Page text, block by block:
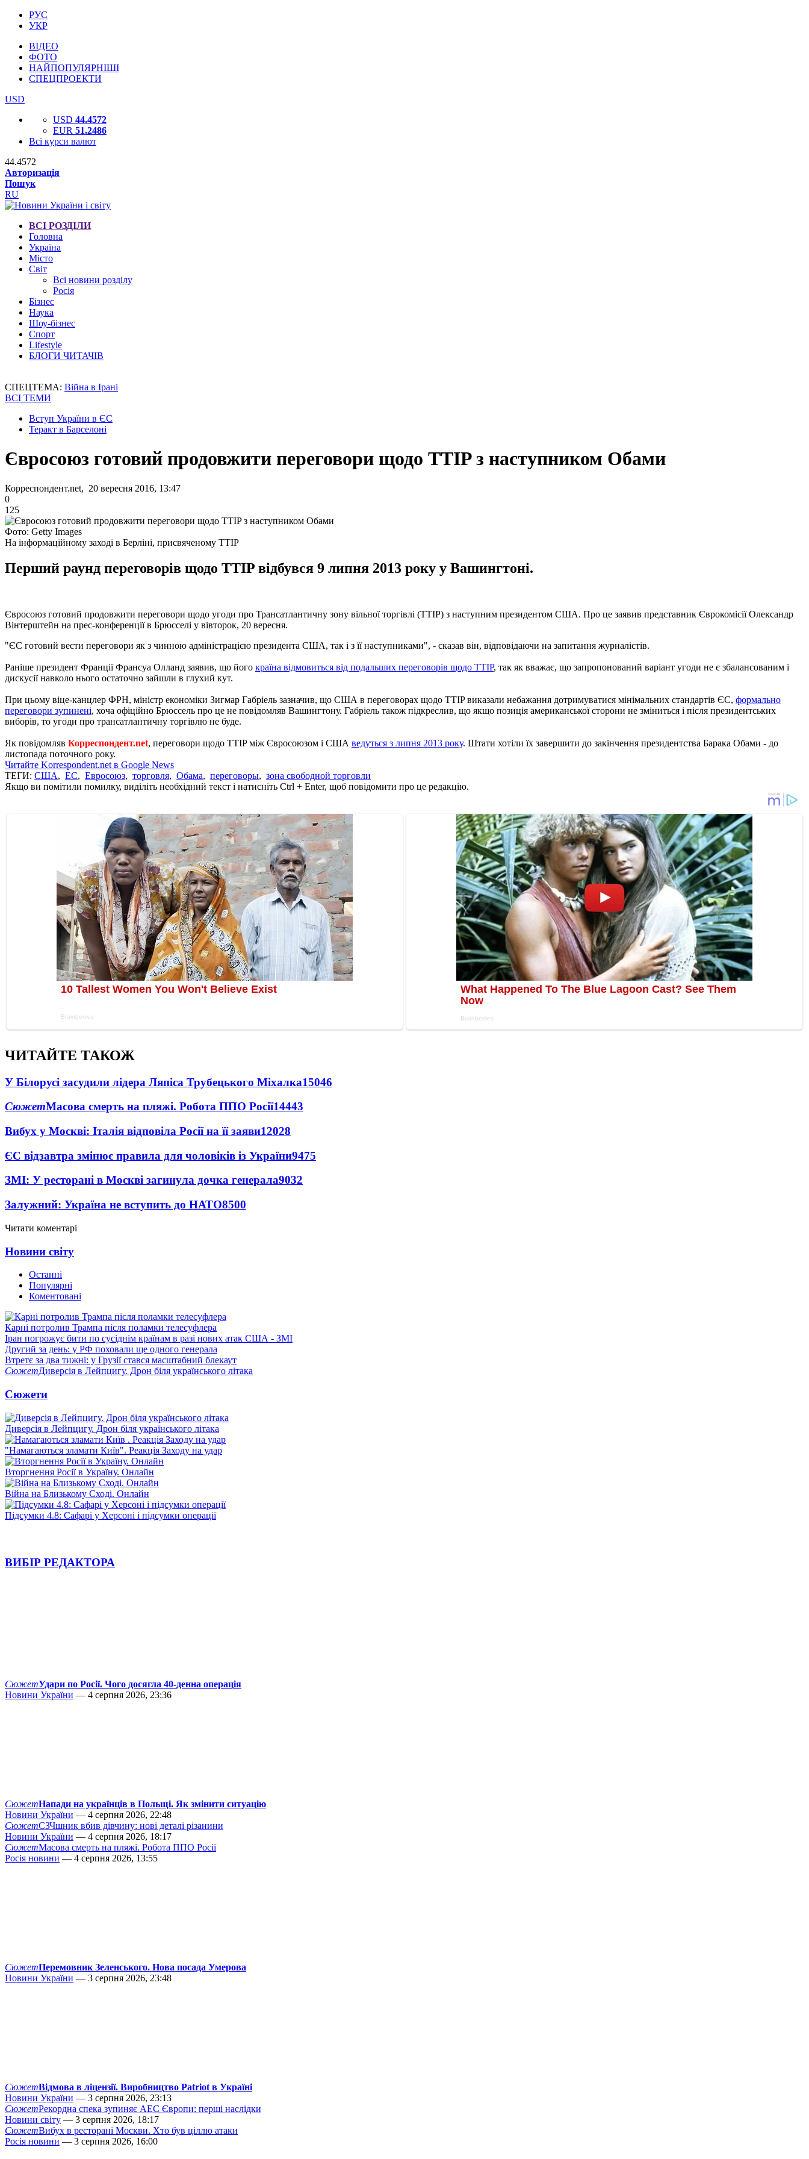
РУС
УКР
ВІДЕО
ФОТО
НАЙПОПУЛЯРНІШІ
СПЕЦПРОЕКТИ
USD
USD 44.4572
EUR 51.2486
Всі курси валют
44.4572
Авторизація
Пошук
RU
ВСІ РОЗДІЛИ
Головна
Україна
Місто
Світ
Всі новини розділу
Росія
Бізнес
Наука
Шоу-бізнес
Спорт
Lifestyle
БЛОГИ ЧИТАЧІВ
СПЕЦТЕМА: Війна в Ірані
ВСІ ТЕМИ
Вступ України в ЄС
Теракт в Барселоні
Євросоюз готовий продовжити переговори щодо TTIP з наступником Обами
Корреспондент.net, 20 вересня 2016, 13:47
0
125
Фото: Getty Images
На інформаційному заході в Берліні, присвяченому TTIP
Перший раунд переговорів щодо TTIP відбувся 9 липня 2013 року у Вашингтоні.
Євросоюз готовий продовжити переговори щодо угоди про Трансатлантичну зону вільної торгівлі (TTIP) з наступним президентом США. Про це заявив представник Єврокомісії Олександр
Вінтерштейн на прес-конференції в Брюсселі у вівторок, 20 вересня.
"ЄС готовий вести переговори як з чинною адміністрацією президента США, так і з її наступниками", - сказав він, відповідаючи на запитання журналістів.
Раніше президент Франції Франсуа Олланд заявив, що його країна відмовиться від подальших переговорів щодо TTIP, так як вважає, що запропонований варіант угоди не є збалансованим і
дискусії навколо нього остаточно зайшли в глухий кут.
При цьому віце-канцлер ФРН, міністр економіки Зигмар Габріель зазначив, що США в переговорах щодо TTIP виказали небажання дотримуватися мінімальних стандартів ЄС, формально
переговори зупинені, хоча офіційно Брюссель про це не повідомляв Вашингтону. Габріель також підкреслив, що якщо позиція американської сторони не зміниться і після президентських
виборів, то угоди про трансатлантичну торгівлю не буде.
Як повідомляв Корреспондент.net, переговори щодо TTIP між Євросоюзом і США ведуться з липня 2013 року. Штати хотіли їх завершити до закінчення президентства Барака Обами - до
листопада поточного року.
Читайте Korrespondent.net в Google News
ТЕГИ: США, ЕС, Евросоюз, торговля, Обама, переговоры, зона свободной торговли
Якщо ви помітили помилку, виділіть необхідний текст і натисніть Ctrl + Enter, щоб повідомити про це редакцію.
ЧИТАЙТЕ ТАКОЖ
У Білорусі засудили лідера Ляпіса Трубецького Міхалка15046
СюжетМасова смерть на пляжі. Робота ППО Росії14443
Вибух у Москві: Італія відповіла Росії на її заяви12028
ЄС відзавтра змінює правила для чоловіків із України9475
ЗМІ: У ресторані в Москві загинула дочка генерала9032
Залужний: Україна не вступить до НАТО8500
Читати коментарі
Новини світу
Останні
Популярні
Коментовані
Карні потролив Трампа після поламки телесуфлера
Іран погрожує бити по сусіднім країнам в разі нових атак США - ЗМІ
Другий за день: у РФ поховали ще одного генерала
Втретє за два тижні: у Грузії стався масштабний блекаут
СюжетДиверсія в Лейпцигу. Дрон біля українського літака
Сюжети
Диверсія в Лейпцигу. Дрон біля українського літака
"Намагаються зламати Київ". Реакція Заходу на удар
Вторгнення Росії в Україну. Онлайн
Війна на Близькому Сході. Онлайн
Підсумки 4.8: Сафарі у Херсоні і підсумки операції
ВИБІР РЕДАКТОРА
СюжетУдари по Росії. Чого досягла 40-денна операція
Новини України — 4 серпня 2026, 23:36
СюжетНапади на українців в Польщі. Як змінити ситуацію
Новини України — 4 серпня 2026, 22:48
СюжетСЗЧшник вбив дівчину: нові деталі різанини
Новини України — 4 серпня 2026, 18:17
СюжетМасова смерть на пляжі. Робота ППО Росії
Росія новини — 4 серпня 2026, 13:55
СюжетПеремовник Зеленського. Нова посада Умерова
Новини України — 3 серпня 2026, 23:48
СюжетВідмова в ліцензії. Виробництво Patriot в Україні
Новини України — 3 серпня 2026, 23:13
СюжетРекордна спека зупиняє АЕС Європи: перші наслідки
Новини світу — 3 серпня 2026, 18:17
СюжетВибух в ресторані Москви. Хто був ціллю атаки
Росія новини — 3 серпня 2026, 16:00